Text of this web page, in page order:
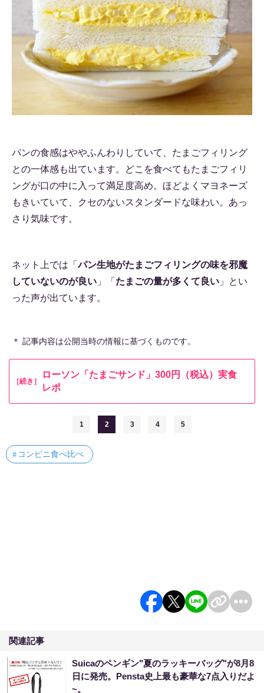
パンの食感はややふんわりしていて、たまごフィリング
との一体感も出ています。どこを食べてもたまごフィリ
ングが口の中に入って満足度高め。ほどよくマヨネーズ
もきいていて、クセのないスタンダードな味わい。あっ
さり気味です。
ネット上では「パン生地がたまごフィリングの味を邪魔
していないのが良い 」「 たまごの量が多くて良い 」とい
った声が出ています。
＊ 記事内容は公開当時の情報に基づくものです。
［続き］
ローソン「たまごサンド」300円（税込）実食
レポ
1 2 3 4 5
コンビニ食べ比べ
関連記事
Suicaのペンギン"夏のラッキーバッグ"が8月8
日に発売。Pensta史上最も豪華な7点入りだよ
~。